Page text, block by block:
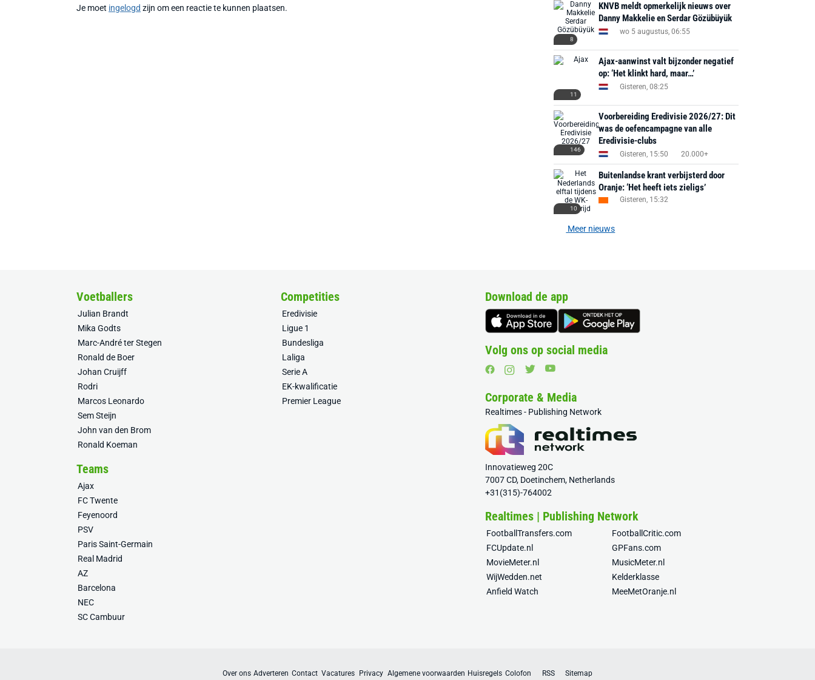
Je moet ingelogd zijn om een reactie te kunnen plaatsen.
8
KNVB meldt opmerkelijk nieuws over
Danny Makkelie en Serdar Gözübüyük
wo 5 augustus, 06:55
11
Ajax-aanwinst valt bijzonder negatief
op: ‘Het klinkt hard, maar…’
Gisteren, 08:25
146
Voorbereiding Eredivisie 2026/27: Dit
was de oefencampagne van alle
Eredivisie-clubs
Gisteren, 15:50 20.000+
10
Buitenlandse krant verbijsterd door
Oranje: ‘Het heeft iets zieligs’
Gisteren, 15:32
Meer nieuws
Voetballers
Julian Brandt
Mika Godts
Marc-André ter Stegen
Ronald de Boer
Johan Cruijff
Rodri
Marcos Leonardo
Sem Steijn
John van den Brom
Ronald Koeman
Competities
Eredivisie
Ligue 1
Bundesliga
Laliga
Serie A
EK-kwalificatie
Premier League
Teams
Ajax
FC Twente
Feyenoord
PSV
Paris Saint-Germain
Real Madrid
AZ
Barcelona
NEC
SC Cambuur
Download de app
Volg ons op social media
Corporate & Media
Realtimes - Publishing Network
Innovatieweg 20C
7007 CD, Doetinchem, Netherlands
+31(315)-764002
Realtimes | Publishing Network
FootballTransfers.com
FootballCritic.com
FCUpdate.nl
GPFans.com
MovieMeter.nl
MusicMeter.nl
WijWedden.net
Kelderklasse
Anfield Watch
MeeMetOranje.nl
Over ons Adverteren Contact Vacatures Privacy Algemene voorwaarden Huisregels Colofon RSS Sitemap